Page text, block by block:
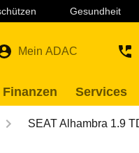
Gesundheit
Mein ADAC
Services
SEAT Alhambra 1.9